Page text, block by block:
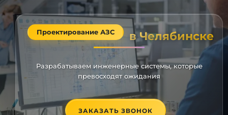
Проектирование АЗС в Челябинске
Разрабатываем инженерные системы, которые
превосходят ожидания
ЗАКАЗАТЬ ЗВОНОК